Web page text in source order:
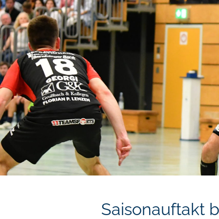
Saisonauftakt